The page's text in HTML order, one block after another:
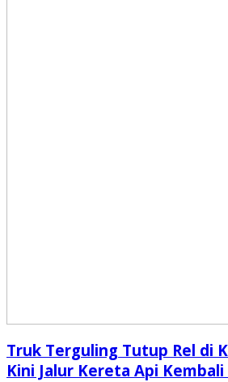
Truk Terguling Tutup Rel di
Kini Jalur Kereta Api